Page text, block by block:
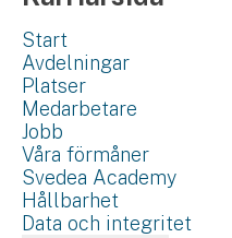
Start
Avdelningar
Platser
Medarbetare
Jobb
Våra förmåner
Svedea Academy
Hållbarhet
Data och integritet